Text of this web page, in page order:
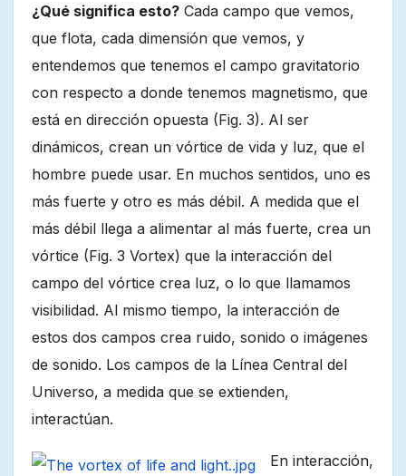
¿Qué significa esto? Cada campo que vemos,
que flota, cada dimensión que vemos, y
entendemos que tenemos el campo gravitatorio
con respecto a donde tenemos magnetismo, que
está en dirección opuesta (Fig. 3). Al ser
dinámicos, crean un vórtice de vida y luz, que el
hombre puede usar. En muchos sentidos, uno es
más fuerte y otro es más débil. A medida que el
más débil llega a alimentar al más fuerte, crea un
vórtice (Fig. 3 Vortex) que la interacción del
campo del vórtice crea luz, o lo que llamamos
visibilidad. Al mismo tiempo, la interacción de
estos dos campos crea ruido, sonido o imágenes
de sonido. Los campos de la Línea Central del
Universo, a medida que se extienden,
interactúan.
En interacción,